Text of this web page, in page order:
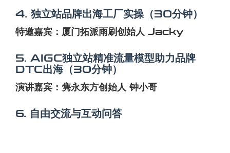
4. 独立站品牌出海工厂实操（30分钟）
特邀嘉宾：厦门拓派雨刷创始人 Jacky
5. AIGC独立站精准流量模型助力品牌
DTC出海（30分钟）
演讲嘉宾：隽永东方创始人 钟小哥
6. 自由交流与互动问答